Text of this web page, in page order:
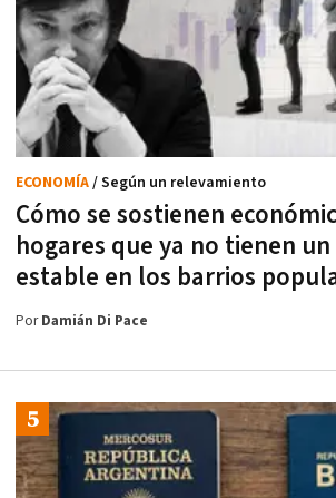
Cómo se sostienen
hogares que ya no tienen
estable en los barrios
ECONOMÍA/ Según un relevamiento
PorDamián Di Pace